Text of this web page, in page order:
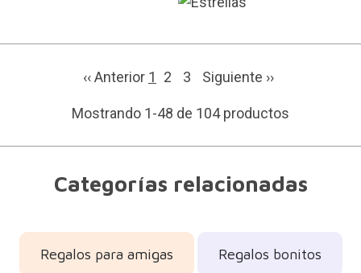
‹‹ Anterior 1 2 3 Siguiente ››
Mostrando 1-48 de 104 productos
Categorías relacionadas
Regalos para amigas Regalos bonitos